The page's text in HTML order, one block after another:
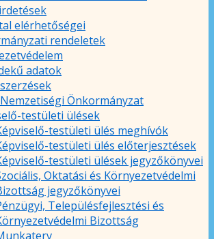
elérhetőségei
rendeletek
adatok
Önkormányzat
testületi ülések
testületi ülés meghívók
testületi ülés előterjesztések
testületi ülések jegyzőkönyvei
Oktatási és Környezetvédelmi
jegyzőkönyvei
Településfejlesztési és
Bizottság